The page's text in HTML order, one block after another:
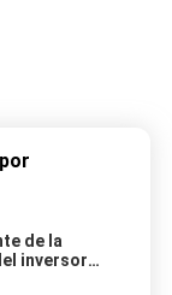
de la
inversor